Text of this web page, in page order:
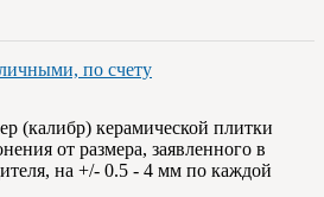
по счету
(калибр) керамической плитки
от размера, заявленного в
на +/- 0.5 - 4 мм по каждой